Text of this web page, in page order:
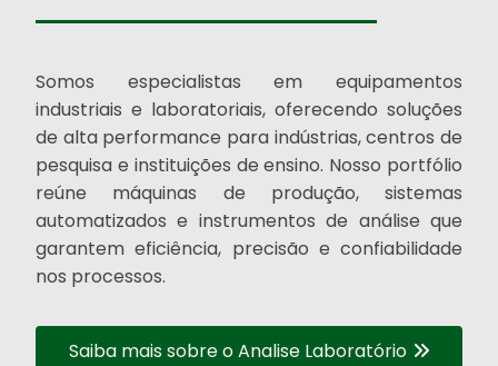
Somos especialistas em equipamentos
industriais e laboratoriais, oferecendo soluções
de alta performance para indústrias, centros de
pesquisa e instituições de ensino. Nosso portfólio
reúne máquinas de produção, sistemas
automatizados e instrumentos de análise que
garantem eficiência, precisão e confiabilidade
nos processos.
Saiba mais sobre o Analise Laboratório